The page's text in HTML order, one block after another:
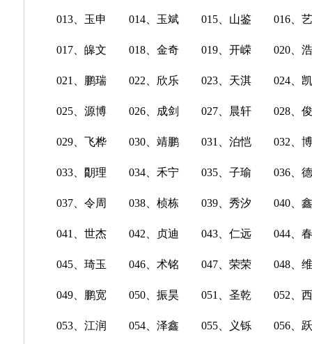
013、玉申 014、玉斌 015、山鉴 016、艺
017、皞文 018、金奇 019、开嵘 020、浩
021、鹏瑞 022、欣乐 023、天淇 024、凯
025、源博 026、成剑 027、晨轩 028、俊
029、飞桦 030、靖鹏 031、泊恺 032、博
033、朙理 034、禾宁 035、子瑜 036、德
037、令周 038、桢栋 039、秀汐 040、鑫
041、世杰 042、贞迪 043、仁远 044、春
045、琦玉 046、术铭 047、荣荣 048、维
049、鹏宽 050、振昊 051、圣乾 052、西
053、江润 054、泽鑫 055、义铄 056、跃